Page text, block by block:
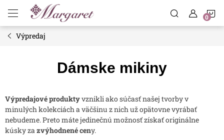
obsah
Výpredaj
Dámske mikiny
Výpredajové produktyvznikli ako súčasť našej tvorby v
minulých kolekciách a väčšinu z nich už opätovne vyrábať
nebudeme. Preto máte jedinečnú možnosť získať originálne
kúsky zazvýhodnené ceny.